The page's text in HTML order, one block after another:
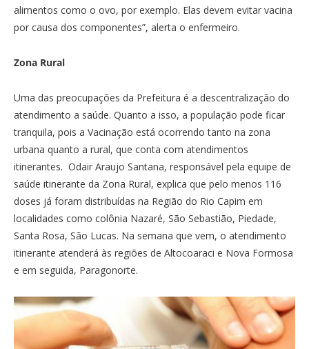
alimentos como o ovo, por exemplo. Elas devem evitar vacina
por causa dos componentes”, alerta o enfermeiro.
Zona Rural
Uma das preocupações da Prefeitura é a descentralização do
atendimento a saúde. Quanto a isso, a população pode ficar
tranquila, pois a Vacinação está ocorrendo tanto na zona
urbana quanto a rural, que conta com atendimentos
itinerantes. Odair Araujo Santana, responsável pela equipe de
saúde itinerante da Zona Rural, explica que pelo menos 116
doses já foram distribuídas na Região do Rio Capim em
localidades como colônia Nazaré, São Sebastião, Piedade,
Santa Rosa, São Lucas. Na semana que vem, o atendimento
itinerante atenderá às regiões de Altocoaraci e Nova Formosa
e em seguida, Paragonorte.